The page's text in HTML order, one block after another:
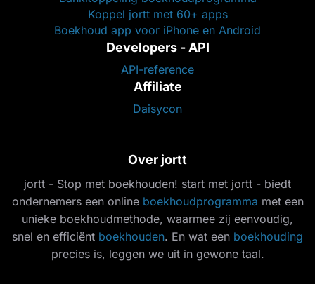
Koppel jortt met 60+ apps
Boekhoud app voor iPhone en Android
Developers - API
API-reference
Affiliate
Daisycon
Over jortt
jortt - Stop met boekhouden! start met jortt - biedt
ondernemers een online boekhoudprogramma met een
unieke boekhoudmethode, waarmee zij eenvoudig,
snel en efficiënt boekhouden. En wat een boekhouding
precies is, leggen we uit in gewone taal.